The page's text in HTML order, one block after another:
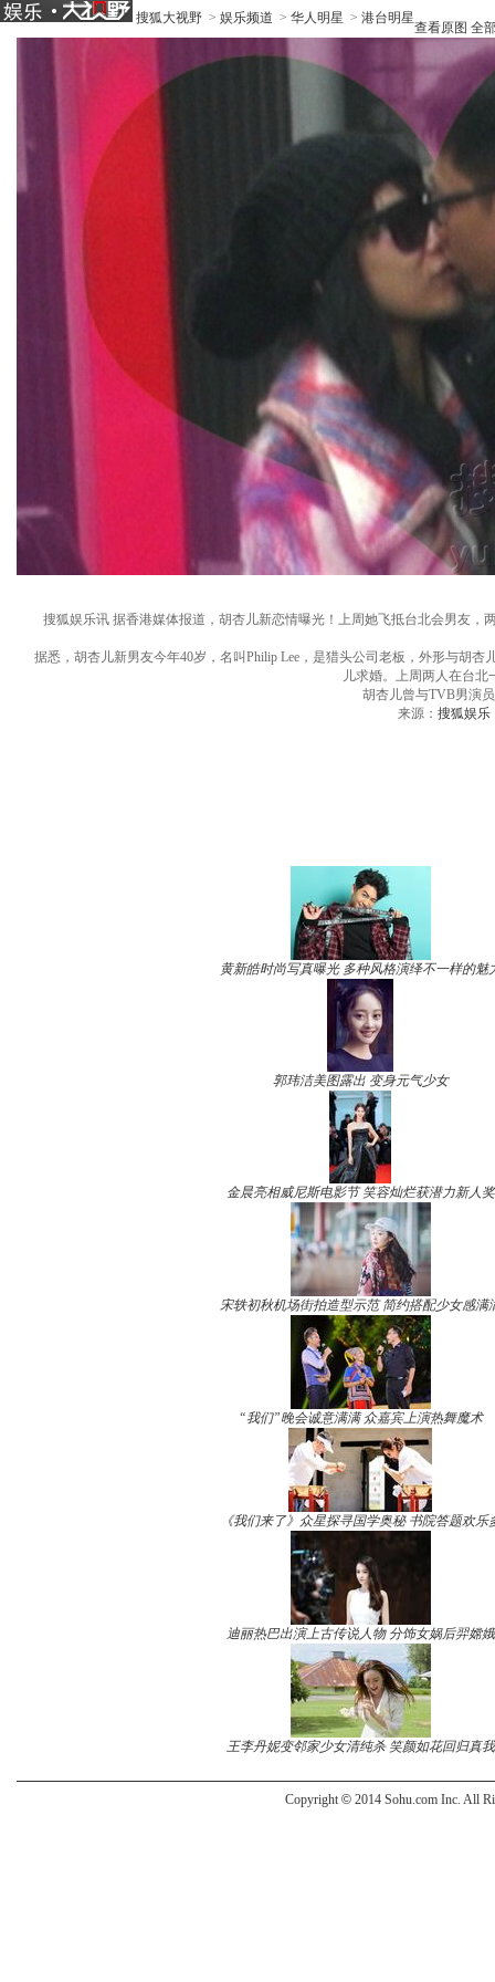
搜狐大视野 > 娱乐频道 > 华人明星 > 港台明星
查看原图 全
搜狐娱乐讯 据香港媒体报道，胡杏儿新恋情曝光！上周她飞抵台北会男友，
据悉，胡杏儿新男友今年40岁，名叫Philip Lee，是猎头公司老板，外形与胡
儿求婚。上周两人在台
胡杏儿曾与TVB男演员
来源： 搜狐娱乐
黄新皓时尚写真曝光 多种风格演绎不一样的魅
郭玮洁美图露出 变身元气少女
金晨亮相威尼斯电影节 笑容灿烂获潜力新人奖
宋轶初秋机场街拍造型示范 简约搭配少女感满
“我们”晚会诚意满满 众嘉宾上演热舞魔术
《我们来了》众星探寻国学奥秘 书院答题欢乐
迪丽热巴出演上古传说人物 分饰女娲后羿嫦娥
王李丹妮变邻家少女清纯杀 笑颜如花回归真我
Copyright © 2014 Sohu.com Inc. All